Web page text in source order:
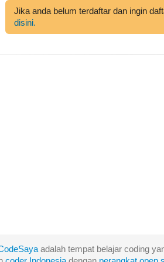
Jika anda belum terdaftar dan ingin
disini.
adalah tempat belajar coding